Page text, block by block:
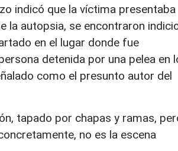
indicó que la víctima presentaba
la autopsia, se encontraron
en el lugar donde fue
detenida por una pelea en
como el presunto autor del
tapado por chapas y ramas,
no es la escena